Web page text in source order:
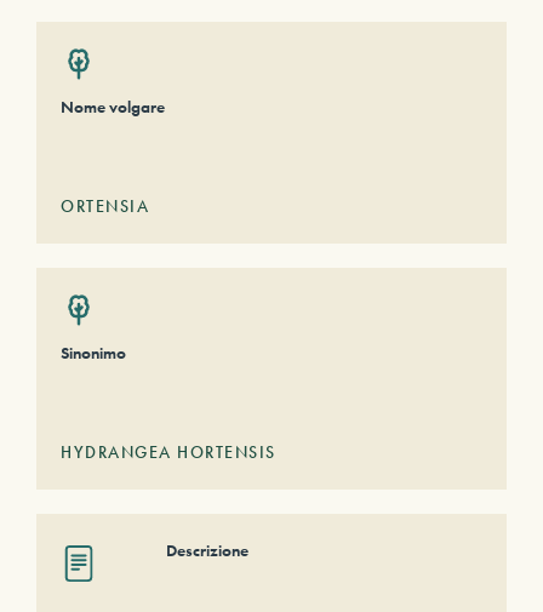
Nome volgare
ORTENSIA
Sinonimo
HYDRANGEA HORTENSIS
Descrizione